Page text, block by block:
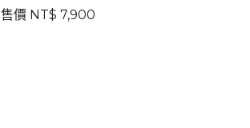
售價 NT$ 7,900